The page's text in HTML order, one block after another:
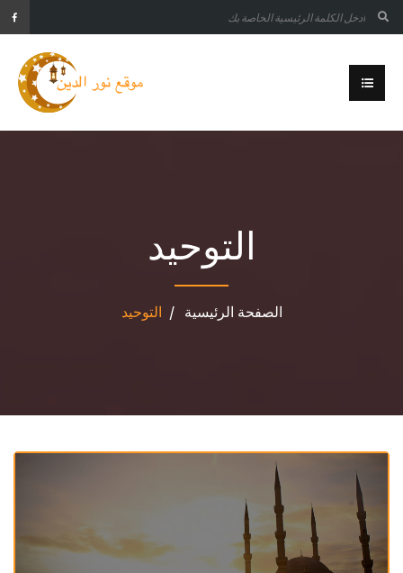
التوحيد
الصفحة الرئيسية التوحيد